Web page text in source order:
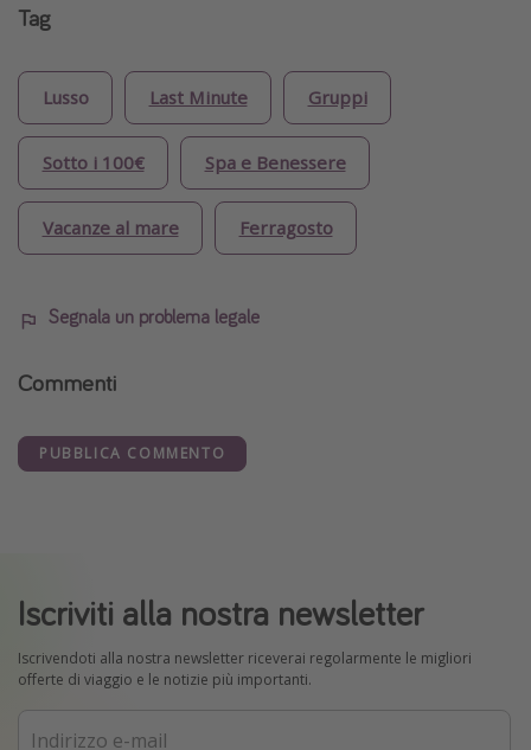
Tag
Lusso Last Minute Gruppi
Sotto i 100€ Spa e Benessere
Vacanze al mare Ferragosto
Segnala un problema legale
Commenti
PUBBLICA COMMENTO
Iscriviti alla nostra newsletter
Iscrivendoti alla nostra newsletter riceverai regolarmente le migliori
offerte di viaggio e le notizie più importanti.